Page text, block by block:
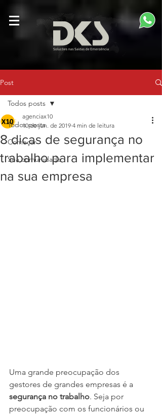
Post
Todos posts
Começar
Sua comunidade
Todos posts
8 dicas de segurança no
trabalho para implementar
na sua empresa
agenciax10
10 de jun. de 2019 4 min de leitura
Uma grande preocupação dos
gestores de grandes empresas é a
segurança no trabalho. Seja por
preocupação com os funcionários ou